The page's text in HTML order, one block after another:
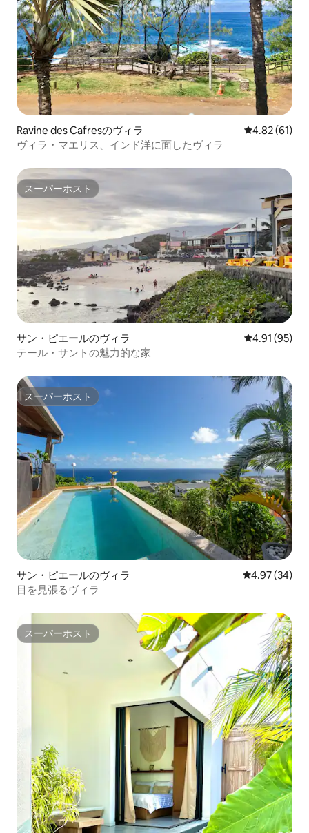
Ravine des Cafresのヴィラ レビュー61
4.82 (61)
ヴィラ・マエリス、インド洋に面したヴィラ
スーパーホスト
スーパーホスト
サン・ピエールのヴィラ レビュー95
4.91 (95)
テール・サントの魅力的な家
スーパーホスト
スーパーホスト
サン・ピエールのヴィラ レビュー34
4.97 (34)
目を見張るヴィラ
スーパーホスト
スーパーホスト